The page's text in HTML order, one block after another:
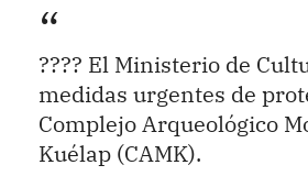
???? El Ministerio de
medidas urgentes de
Complejo Arqueológico
Kuélap (CAMK).